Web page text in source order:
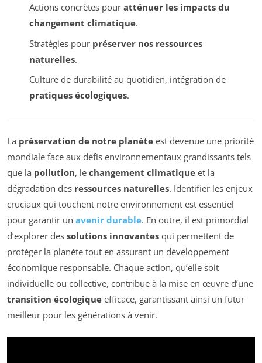
Actions concrètes pour atténuer les impacts du
changement climatique.
Stratégies pour préserver nos ressources
naturelles.
Culture de durabilité au quotidien, intégration de
pratiques écologiques.
La préservation de notre planète est devenue une priorité
mondiale face aux défis environnementaux grandissants tels
que la pollution, le changement climatique et la
dégradation des ressources naturelles. Identifier les enjeux
cruciaux qui touchent notre environnement est essentiel
pour garantir un avenir durable. En outre, il est primordial
d’explorer des solutions innovantes qui permettent de
protéger la planète tout en assurant un développement
économique responsable. Chaque action, qu’elle soit
individuelle ou collective, contribue à la mise en œuvre d’une
transition écologique efficace, garantissant ainsi un futur
meilleur pour les générations à venir.